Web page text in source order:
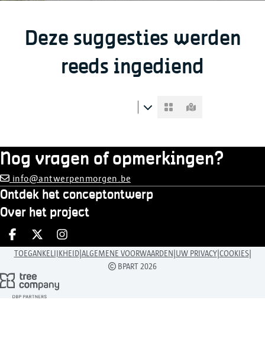
Deze suggesties werden
reeds ingediend
Nog vragen of opmerkingen?
info@antwerpenmorgen.be
Ontdek het conceptontwerp
Over het project
Deel op facebook
Deel op X
Deel op Instagram
TOEGANKELIJKHEID| ALGEMENE VOORWAARDEN UW PRIVACY| COOKIES|
BPART 2026